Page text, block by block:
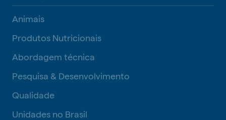
Animais
Produtos Nutricionais
Abordagem técnica
Pesquisa & Desenvolvimento
Qualidade
Unidades no Brasil